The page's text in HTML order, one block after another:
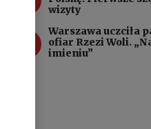
wizyty
Warszawa uczciła
ofiar Rzezi Woli.
imieniu”